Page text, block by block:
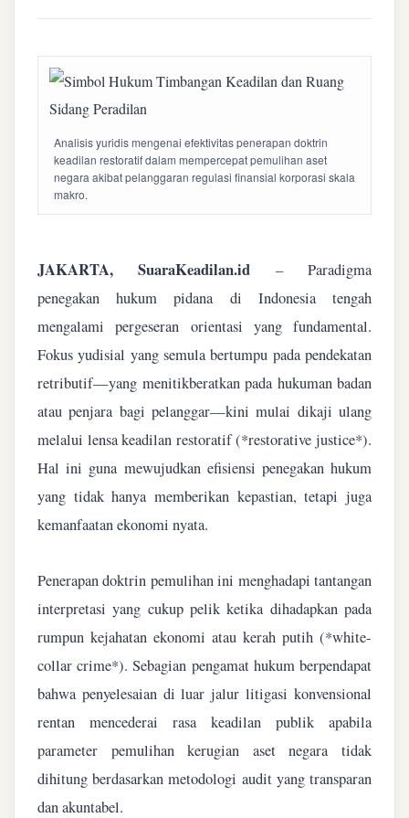
Analisis yuridis mengenai efektivitas penerapan doktrin
keadilan restoratif dalam mempercepat pemulihan aset
negara akibat pelanggaran regulasi finansial korporasi skala
makro.
JAKARTA, SuaraKeadilan.id – Paradigma
penegakan hukum pidana di Indonesia tengah
mengalami pergeseran orientasi yang fundamental.
Fokus yudisial yang semula bertumpu pada pendekatan
retributif—yang menitikberatkan pada hukuman badan
atau penjara bagi pelanggar—kini mulai dikaji ulang
melalui lensa keadilan restoratif (*restorative justice*).
Hal ini guna mewujudkan efisiensi penegakan hukum
yang tidak hanya memberikan kepastian, tetapi juga
kemanfaatan ekonomi nyata.
Penerapan doktrin pemulihan ini menghadapi tantangan
interpretasi yang cukup pelik ketika dihadapkan pada
rumpun kejahatan ekonomi atau kerah putih (*white-
collar crime*). Sebagian pengamat hukum berpendapat
bahwa penyelesaian di luar jalur litigasi konvensional
rentan mencederai rasa keadilan publik apabila
parameter pemulihan kerugian aset negara tidak
dihitung berdasarkan metodologi audit yang transparan
dan akuntabel.